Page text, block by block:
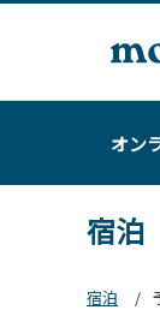
オン
宿泊
宿泊